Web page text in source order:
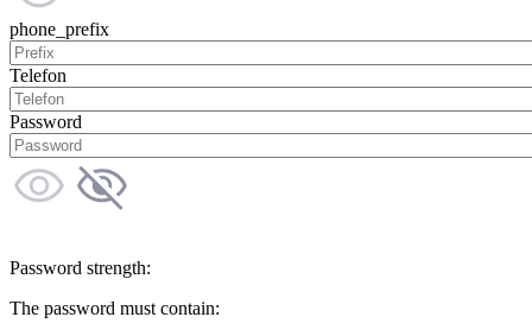
phone_prefix
Telefon
Password
Password strength:
The password must contain: